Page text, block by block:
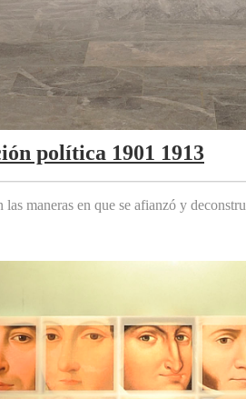
política 1901 1913
las maneras en que se afianzó y